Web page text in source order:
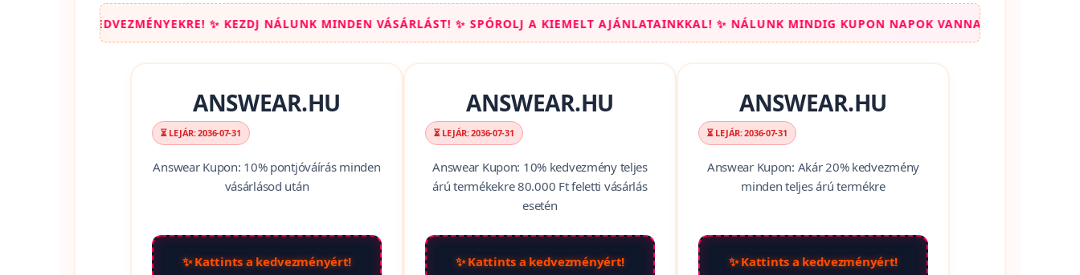
✨ KEZDJ NÁLUNK MINDEN VÁSÁRLÁST! ✨ SPÓROLJ A KIEMELT AJÁNLATAINKKAL! ✨ NÁLUNK MINDIG KUPON NAPOK VANNAK! ✨ CSAPJ LE A LEGJOBB
ANSWEAR.HU
⏳ LEJÁR: 2036-07-31
Answear Kupon: 10% pontjóváírás minden
vásárlásod után
✨ Kattints a kedvezményért!
ANSWEAR.HU
⏳ LEJÁR: 2036-07-31
Answear Kupon: 10% kedvezmény teljes
árú termékekre 80.000 Ft feletti vásárlás
esetén
✨ Kattints a kedvezményért!
ANSWEAR.HU
⏳ LEJÁR: 2036-07-31
Answear Kupon: Akár 20% kedvezmény
minden teljes árú termékre
✨ Kattints a kedvezményért!